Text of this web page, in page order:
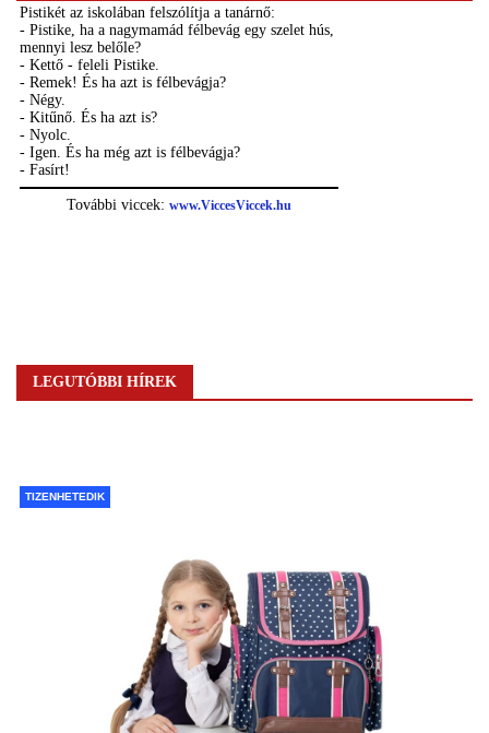
LEGUTÓBBI HÍREK
TIZENHETEDIK